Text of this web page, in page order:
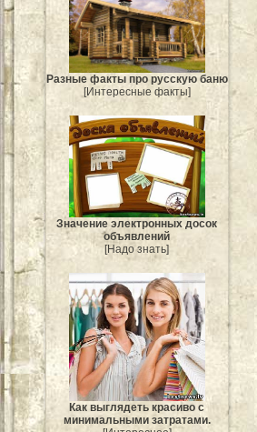
Разные факты про русскую баню
[Интересные факты]
Значение электронных досок
объявлений
[Надо знать]
Как выглядеть красиво с
минимальными затратами.